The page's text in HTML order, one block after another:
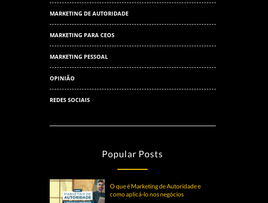
MARKETING DE AUTORIDADE
MARKETING PARA CEOS
MARKETING PESSOAL
OPINIÃO
REDES SOCIAIS
Popular Posts
O que é Marketing de Autoridade e
como aplicá-lo nos negócios